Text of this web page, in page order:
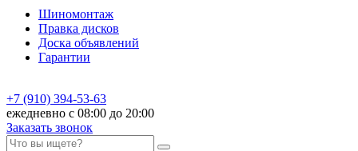
Шиномонтаж
Правка дисков
Доска объявлений
Гарантии
+7 (910) 394-53-63
ежедневно с 08:00 до 20:00
Заказать звонок